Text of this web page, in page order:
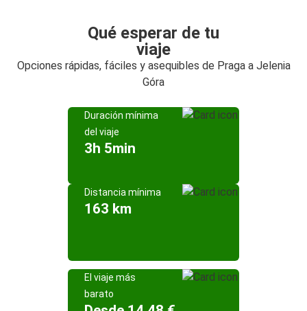
Qué esperar de tu
viaje
Opciones rápidas, fáciles y asequibles de Praga a Jelenia
Góra
Duración mínima
del viaje
3h 5min
Distancia mínima
163 km
El viaje más
barato